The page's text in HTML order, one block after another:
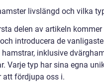
livslängd och vilka
delen av artikeln
introducera de
hamstrar, inklusive
Varje typ har sina egna
att fördjupa oss i.